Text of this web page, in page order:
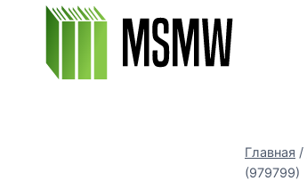
Перейти
содержимому
Главная /
(979799)